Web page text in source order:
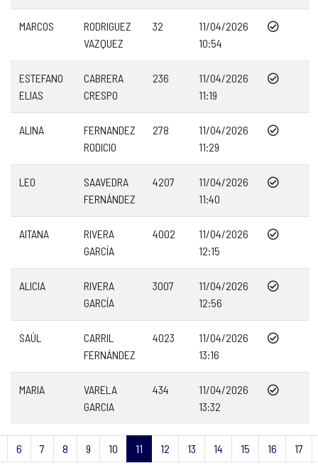
MARCOS
RODRIGUEZ
VAZQUEZ
32
11/04/2026
10:54
ESTEFANO
ELIAS
CABRERA
CRESPO
236
11/04/2026
11:19
ALINA
FERNANDEZ
RODICIO
278
11/04/2026
11:29
LEO
SAAVEDRA
FERNÁNDEZ
4207
11/04/2026
11:40
AITANA
RIVERA
GARCÍA
4002
11/04/2026
12:15
ALICIA
RIVERA
GARCÍA
3007
11/04/2026
12:56
SAÚL
CARRIL
FERNÁNDEZ
4023
11/04/2026
13:16
MARIA
VARELA
GARCIA
434
11/04/2026
13:32
6 7 8 9 10 11 12 13 14 15 16 17